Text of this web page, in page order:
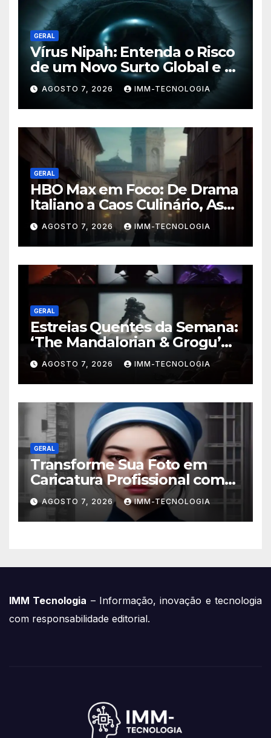
GERAL
Vírus Nipah: Entenda o Risco
de um Novo Surto Global e a
Preocupação dos
Especialistas
AGOSTO 7, 2026 IMM-TECNOLOGIA
GERAL
HBO Max em Foco: De Drama
Italiano a Caos Culinário, As
Novidades Imperdíveis da
Semana (16 a 22 de Fevereiro)
AGOSTO 7, 2026 IMM-TECNOLOGIA
GERAL
Estreias Quentes da Semana:
‘The Mandalorian & Grogu’
Anunciado e Outros
Lançamentos Imperdíveis!
AGOSTO 7, 2026 IMM-TECNOLOGIA
GERAL
Transforme Sua Foto em
Caricatura Profissional com
ChatGPT: A Nova Trend
Digital Explicada
AGOSTO 7, 2026 IMM-TECNOLOGIA
IMM Tecnologia – Informação, inovação e tecnologia
com responsabilidade editorial.